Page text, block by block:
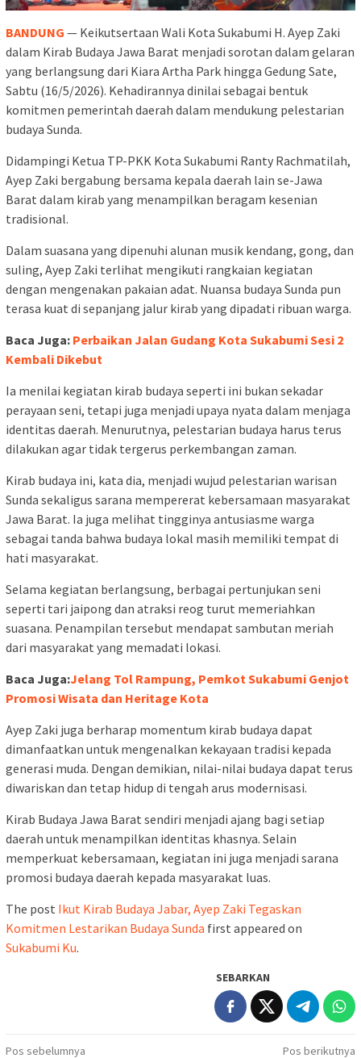
BANDUNG — Keikutsertaan Wali Kota Sukabumi H. Ayep Zaki
dalam Kirab Budaya Jawa Barat menjadi sorotan dalam gelaran
yang berlangsung dari Kiara Artha Park hingga Gedung Sate,
Sabtu (16/5/2026). Kehadirannya dinilai sebagai bentuk
komitmen pemerintah daerah dalam mendukung pelestarian
budaya Sunda.
Didampingi Ketua TP-PKK Kota Sukabumi Ranty Rachmatilah,
Ayep Zaki bergabung bersama kepala daerah lain se-Jawa
Barat dalam kirab yang menampilkan beragam kesenian
tradisional.
Dalam suasana yang dipenuhi alunan musik kendang, gong, dan
suling, Ayep Zaki terlihat mengikuti rangkaian kegiatan
dengan mengenakan pakaian adat. Nuansa budaya Sunda pun
terasa kuat di sepanjang jalur kirab yang dipadati ribuan warga.
Baca Juga: Perbaikan Jalan Gudang Kota Sukabumi Sesi 2
Kembali Dikebut
Ia menilai kegiatan kirab budaya seperti ini bukan sekadar
perayaan seni, tetapi juga menjadi upaya nyata dalam menjaga
identitas daerah. Menurutnya, pelestarian budaya harus terus
dilakukan agar tidak tergerus perkembangan zaman.
Kirab budaya ini, kata dia, menjadi wujud pelestarian warisan
Sunda sekaligus sarana mempererat kebersamaan masyarakat
Jawa Barat. Ia juga melihat tingginya antusiasme warga
sebagai tanda bahwa budaya lokal masih memiliki tempat di
hati masyarakat.
Selama kegiatan berlangsung, berbagai pertunjukan seni
seperti tari jaipong dan atraksi reog turut memeriahkan
suasana. Penampilan tersebut mendapat sambutan meriah
dari masyarakat yang memadati lokasi.
Baca Juga:Jelang Tol Rampung, Pemkot Sukabumi Genjot
Promosi Wisata dan Heritage Kota
Ayep Zaki juga berharap momentum kirab budaya dapat
dimanfaatkan untuk mengenalkan kekayaan tradisi kepada
generasi muda. Dengan demikian, nilai-nilai budaya dapat terus
diwariskan dan tetap hidup di tengah arus modernisasi.
Kirab Budaya Jawa Barat sendiri menjadi ajang bagi setiap
daerah untuk menampilkan identitas khasnya. Selain
memperkuat kebersamaan, kegiatan ini juga menjadi sarana
promosi budaya daerah kepada masyarakat luas.
The post Ikut Kirab Budaya Jabar, Ayep Zaki Tegaskan
Komitmen Lestarikan Budaya Sunda first appeared on
Sukabumi Ku.
SEBARKAN
Pos sebelumnya Pos berikutnya